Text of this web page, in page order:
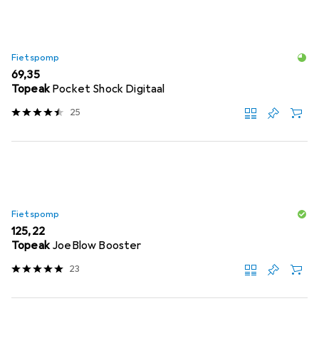
Fietspomp
EUR
69,35
Topeak Pocket Shock Digitaal
25
Fietspomp
EUR
125,22
Topeak JoeBlow Booster
23